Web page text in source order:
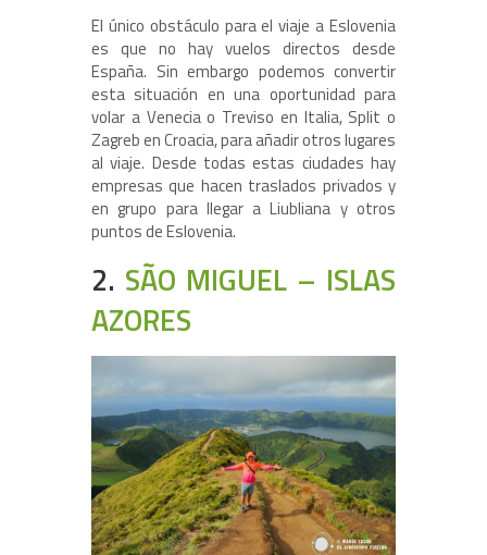
El único obstáculo para el viaje a Eslovenia
es que no hay vuelos directos desde
España. Sin embargo podemos convertir
esta situación en una oportunidad para
volar a Venecia o Treviso en Italia, Split o
Zagreb en Croacia, para añadir otros lugares
al viaje. Desde todas estas ciudades hay
empresas que hacen traslados privados y
en grupo para llegar a Liubliana y otros
puntos de Eslovenia.
2. SÃO MIGUEL – ISLAS
AZORES